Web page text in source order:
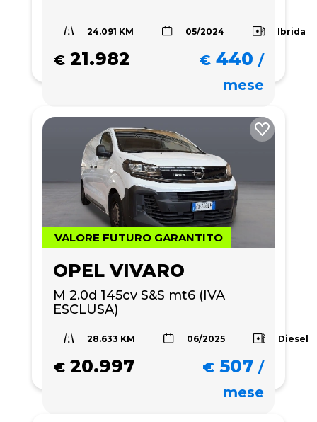
24.091 KM 05/2024 Ibrida
€ 21.982 € 440 /
mese
VALORE FUTURO GARANTITO
OPEL VIVARO
M 2.0d 145cv S&S mt6 (IVA
ESCLUSA)
28.633 KM 06/2025 Diesel
€ 20.997 € 507 /
mese